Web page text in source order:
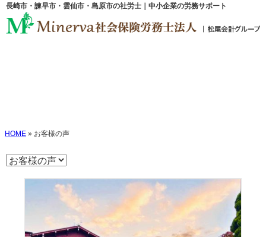
長崎市・諫早市・雲仙市・島原市の社労士｜中小企業の労務サポート
HOME » お客様の声